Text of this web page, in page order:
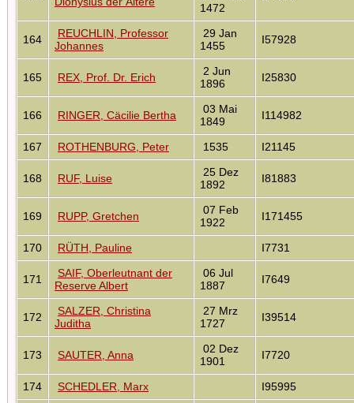
1472
164
REUCHLIN, Professor
Johannes
29 Jan
1455
I57928
165 REX, Prof. Dr. Erich
2 Jun
1896
I25830
166 RINGER, Cäcilie Bertha
03 Mai
1849
I114982
167 ROTHENBURG, Peter 1535 I21145
168 RUF, Luise
25 Dez
1892
I81883
169 RUPP, Gretchen
07 Feb
1922
I171455
170 RÜTH, Pauline I7731
171
SAIF, Oberleutnant der
Reserve Albert
06 Jul
1887
I7649
172
SALZER, Christina
Juditha
27 Mrz
1727
I39514
173 SAUTER, Anna
02 Dez
1901
I7720
174 SCHEDLER, Marx I95995